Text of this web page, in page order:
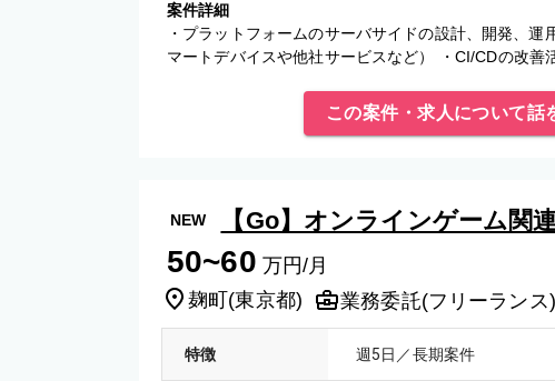
案件詳細
・プラットフォームのサーバサイドの設計、開発、運
マートデバイスや他社サービスなど） ・CI/CDの改善
この案件・求人について話
NEW 【Go】オンラインゲーム関
50~60 万円/月
麹町 (東京都) 業務委託(フリーランス)
特徴 週5日／長期案件